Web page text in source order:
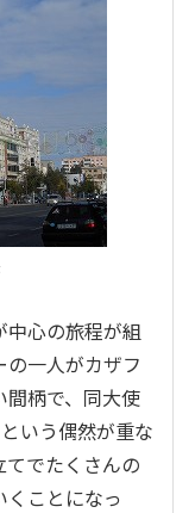
中心の旅程が組
一人がカザフ
間柄で、同大使
いう偶然が重な
でたくさんの
ことになっ